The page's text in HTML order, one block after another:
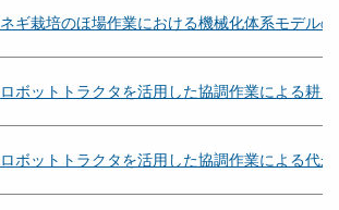
ネギ栽培のほ場作業における機械化体系モデル
ロボットトラクタを活用した協調作業による耕
ロボットトラクタを活用した協調作業による代